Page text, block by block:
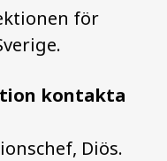
för
kontakta
Diös.